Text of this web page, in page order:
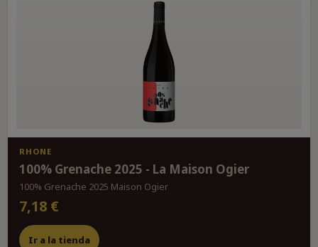
RHONE
100% Grenache 2025 - La Maison Ogier
100% Grenache 2025 Maison Ogier
7,18 €
Ir a la tienda